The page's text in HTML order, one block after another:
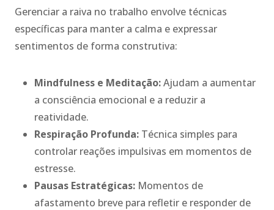
Gerenciar a raiva no trabalho envolve técnicas
específicas para manter a calma e expressar
sentimentos de forma construtiva:
Mindfulness e Meditação:Ajudam a aumentar
a consciência emocional e a reduzir a
reatividade.
Respiração Profunda: Técnica simples para
controlar reações impulsivas em momentos de
estresse.
Pausas Estratégicas: Momentos de
afastamento breve para refletir e responder de